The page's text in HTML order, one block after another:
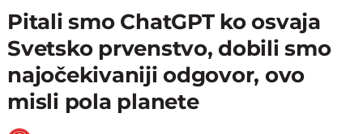
Pitali smo ChatGPT ko osvaja
Svetsko prvenstvo, dobili smo
najočekivaniji odgovor, ovo
misli pola planete